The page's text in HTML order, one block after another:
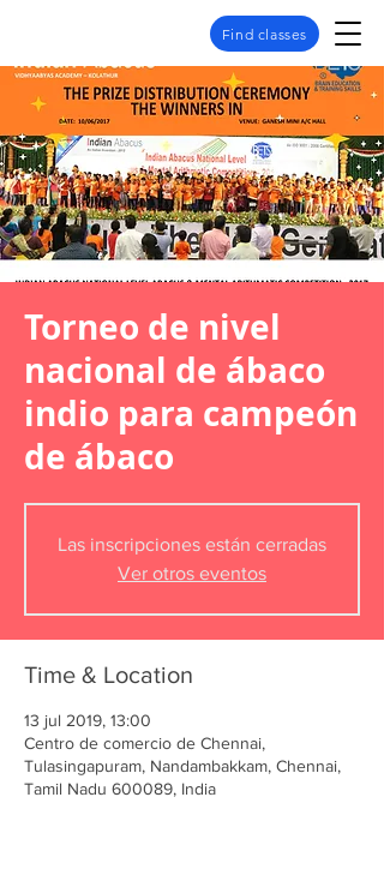
Find classes
Torneo de nivel
nacional de ábaco
indio para campeón
de ábaco
Las inscripciones están cerradas
Ver otros eventos
Time & Location
13 jul 2019, 13:00
Centro de comercio de Chennai,
Tulasingapuram, Nandambakkam, Chennai,
Tamil Nadu 600089, India